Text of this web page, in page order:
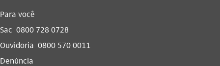
Para você
Sac 0800 728 0728
Ouvidoria 0800 570 0011
Denúncia